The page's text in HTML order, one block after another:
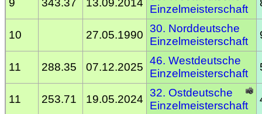
Einzelmeisterschaft
10 27.05.1990
30. Norddeutsche
Einzelmeisterschaft
11 288.35 07.12.2025
46. Westdeutsche
Einzelmeisterschaft
11 253.71 19.05.2024
32. Ostdeutsche
Einzelmeisterschaft